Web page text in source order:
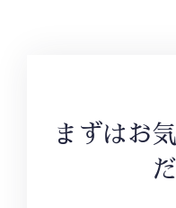
まずはお